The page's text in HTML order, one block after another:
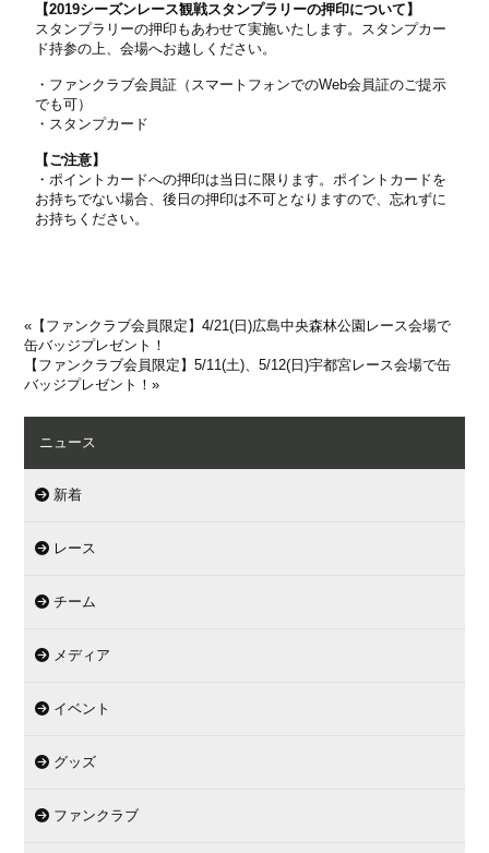
【2019シーズンレース観戦スタンプラリーの押印について】
スタンプラリーの押印もあわせて実施いたします。スタンプカー
ド持参の上、会場へお越しください。
・ファンクラブ会員証（スマートフォンでのWeb会員証のご提示
でも可）
・スタンプカード
【ご注意】
・ポイントカードへの押印は当日に限ります。ポイントカードを
お持ちでない場合、後日の押印は不可となりますので、忘れずに
お持ちください。
« 【ファンクラブ会員限定】4/21(日)広島中央森林公園レース会場で
缶バッジプレゼント！
【ファンクラブ会員限定】5/11(土)、5/12(日)宇都宮レース会場で缶
バッジプレゼント！»
ニュース
新着
レース
チーム
メディア
イベント
グッズ
ファンクラブ